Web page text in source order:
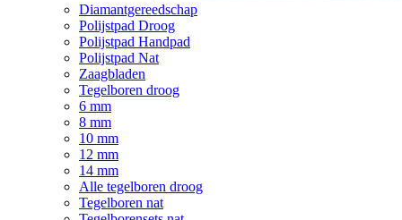
Diamantgereedschap
Polijstpad Droog
Polijstpad Handpad
Polijstpad Nat
Zaagbladen
Tegelboren droog
6 mm
8 mm
10 mm
12 mm
14 mm
Alle tegelboren droog
Tegelboren nat